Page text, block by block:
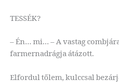
TESSÉK?
– Én… mi… – A vastag
farmernadrágja átázott.
Elfordul tőlem, kulccsal